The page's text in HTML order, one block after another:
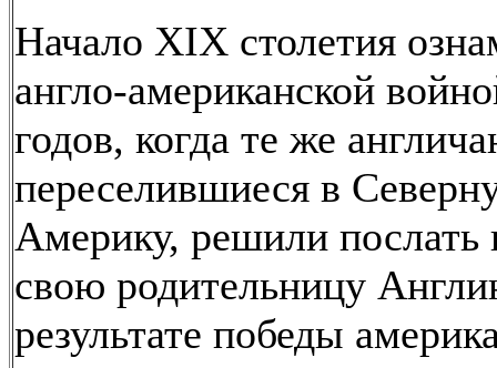
Начало XIX столетия
англо-американской
годов, когда те же
переселившиеся в
Америку, решили послать
свою родительницу
результате победы